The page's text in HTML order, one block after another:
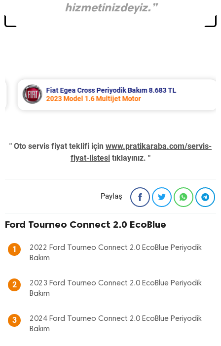
hizmetinizdeyiz.”
Fiat Egea Cross Periyodik Bakım 8.683 TL
2023 Model 1.6 Multijet Motor
" Oto servis fiyat teklifi için www.pratikaraba.com/servis-
fiyat-listesi tıklayınız. "
Paylaş
Ford Tourneo Connect 2.0 EcoBlue
1
2022 Ford Tourneo Connect 2.0 EcoBlue Periyodik
Bakım
2
2023 Ford Tourneo Connect 2.0 EcoBlue Periyodik
Bakım
3
2024 Ford Tourneo Connect 2.0 EcoBlue Periyodik
Bakım